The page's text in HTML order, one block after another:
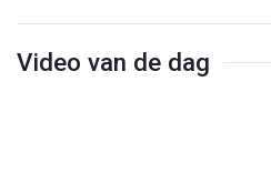
Video van de dag